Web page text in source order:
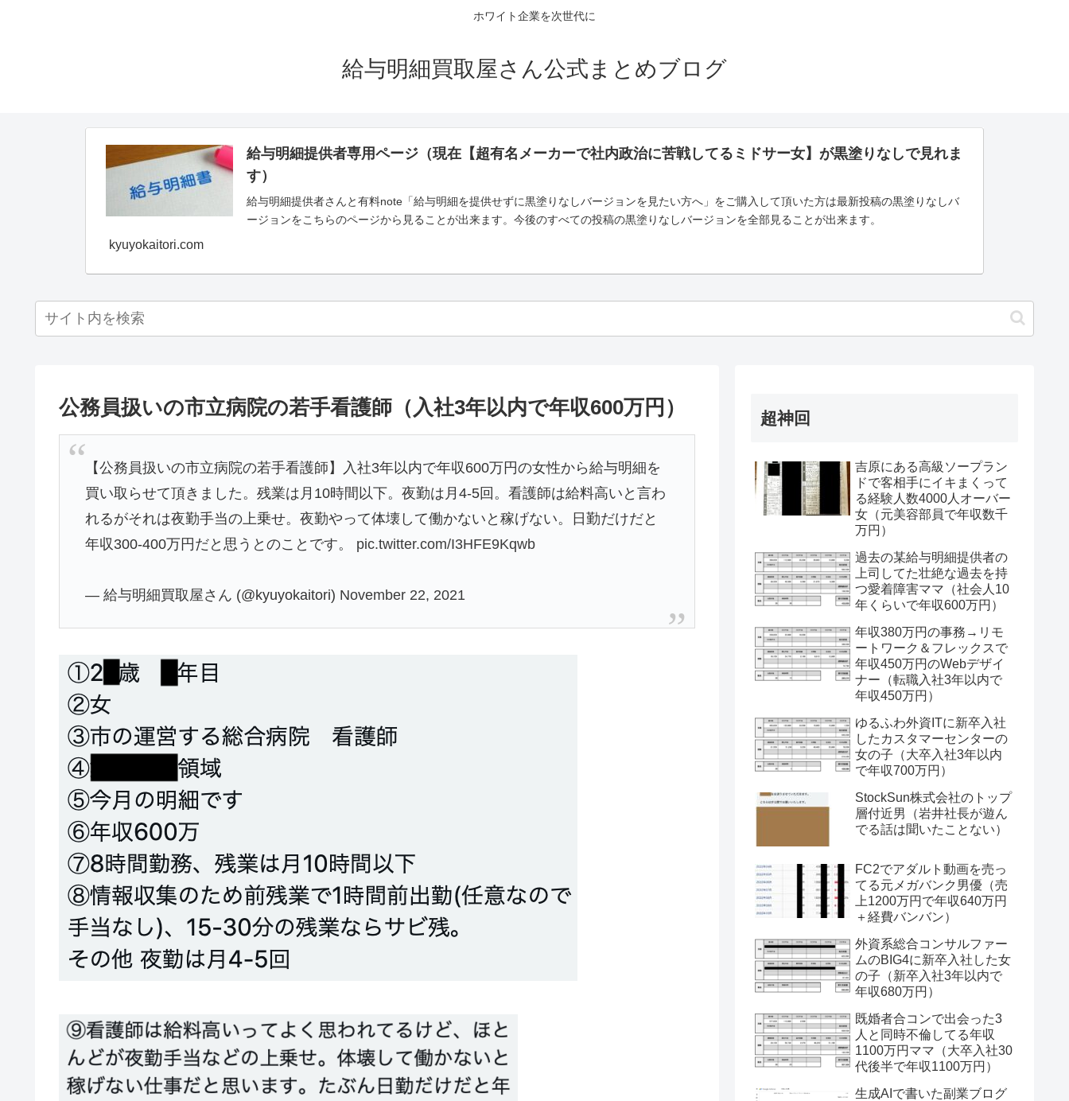
ホワイト企業を次世代に
給与明細買取屋さん公式まとめブログ
給与明細提供者専用ページ（現在【超有名メーカーで社内政治に苦戦してるミドサー女】が黒塗りなしで見れま
す）
給与明細提供者さんと有料note「給与明細を提供せずに黒塗りなしバージョンを見たい方へ」をご購入して頂いた方は最新投稿の黒塗りなしバ
ージョンをこちらのページから見ることが出来ます。今後のすべての投稿の黒塗りなしバージョンを全部見ることが出来ます。
kyuyokaitori.com
公務員扱いの市立病院の若手看護師（入社3年以内で年収600万円）
【公務員扱いの市立病院の若手看護師】入社3年以内で年収600万円の女性から給与明細を
買い取らせて頂きました。残業は月10時間以下。夜勤は月4-5回。看護師は給料高いと言わ
れるがそれは夜勤手当の上乗せ。夜勤やって体壊して働かないと稼げない。日勤だけだと
年収300-400万円だと思うとのことです。 pic.twitter.com/I3HFE9Kqwb
— 給与明細買取屋さん (@kyuyokaitori) November 22, 2021
超神回
吉原にある高級ソープラン
ドで客相手にイキまくって
る経験人数4000人オーバー
女（元美容部員で年収数千
万円）
過去の某給与明細提供者の
上司してた壮絶な過去を持
つ愛着障害ママ（社会人10
年くらいで年収600万円）
年収380万円の事務→リモ
ートワーク＆フレックスで
年収450万円のWebデザイ
ナー（転職入社3年以内で
年収450万円）
ゆるふわ外資ITに新卒入社
したカスタマーセンターの
女の子（大卒入社3年以内
で年収700万円）
StockSun株式会社のトップ
層付近男（岩井社長が遊ん
でる話は聞いたことない）
FC2でアダルト動画を売っ
てる元メガバンク男優（売
上1200万円で年収640万円
＋経費バンバン）
外資系総合コンサルファー
ムのBIG4に新卒入社した女
の子（新卒入社3年以内で
年収680万円）
既婚者合コンで出会った3
人と同時不倫してる年収
1100万円ママ（大卒入社30
代後半で年収1100万円）
生成AIで書いた副業ブログ